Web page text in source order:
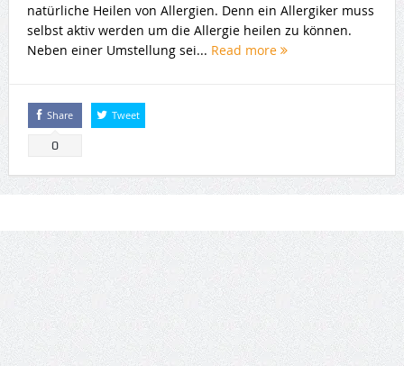
natürliche Heilen von Allergien. Denn ein Allergiker muss
selbst aktiv werden um die Allergie heilen zu können.
Neben einer Umstellung sei... Read more
Share
0
Tweet